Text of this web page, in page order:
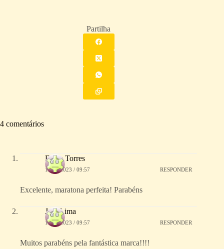
Partilha
4 comentários
Filipe Torres
11/10/2023 / 09:57 RESPONDER
Excelente, maratona perfeita! Parabéns
JoaoLima
11/10/2023 / 09:57 RESPONDER
Muitos parabéns pela fantástica marca!!!!